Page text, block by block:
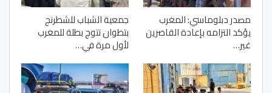
مصدر دبلوماسي: المغرب
يؤكد التزامه بإعادة القاصرين
غير…
جمعية الشباب للشطرنج
بتطوان تتوج بطلة للمغرب
لأول مرة في…